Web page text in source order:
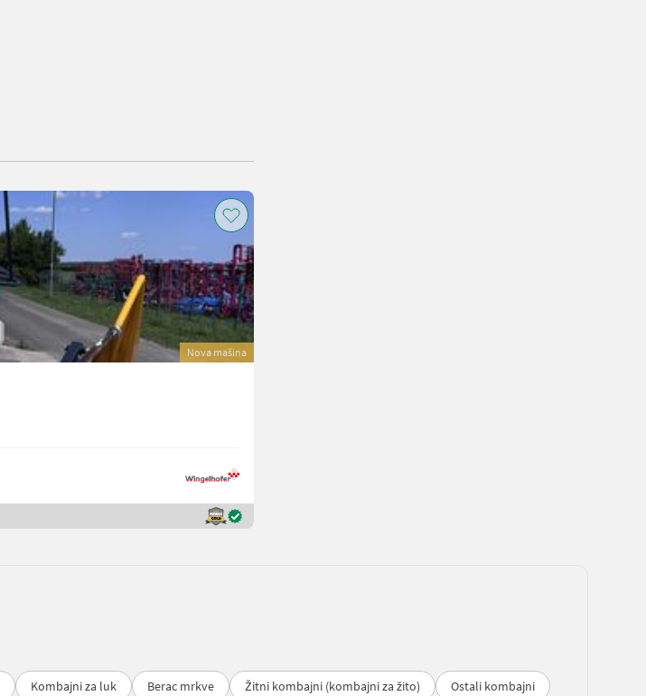
Nova mašina
Kombajni za luk Berac mrkve Žitni kombajni (kombajni za žito)
Ostali kombajni